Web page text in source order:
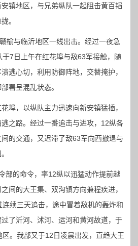
镇地区，与兄弟纵队一起阻击黄百韬
。
榆与临沂地区一线出击。经过一夜急
7日上午在红花埠与敌63军接触，随
逃心切，利用防御阵地，交替掩护，
署呈混乱状态。
埠，以纵队主力迅速向新安镇猛插，
之路。经过一番追击与进攻，12纵各
的交通，又迟滞了敌63军向西撤退与
部的命令，率12纵以迅猛动作提前越
间的大王集、双沟镇方向兼程疾进，
续三天追击，途中冒着敌机的轰炸和
了沂河、沭河、运河和黄河故道，于
。我部又于12日凌晨出发，直趋大王